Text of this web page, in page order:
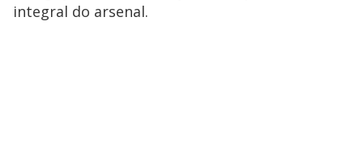
integral do arsenal.